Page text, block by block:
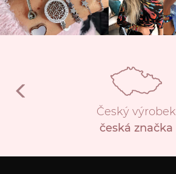
Český výrobek
česká značka